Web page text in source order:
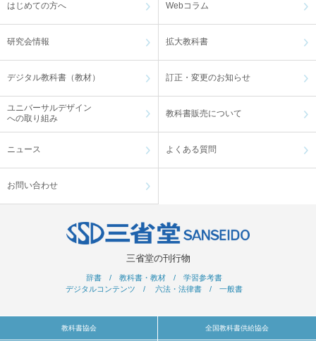
はじめての方へ Webコラム
研究会情報 拡大教科書
デジタル教科書（教材） 訂正・変更のお知らせ
ユニバーサルデザイン
への取り組み
教科書販売について
ニュース よくある質問
お問い合わせ
三省堂の刊行物
辞書 / 教科書・教材 / 学習参考書
デジタルコンテンツ / 六法・法律書 / 一般書
教科書協会 全国教科書供給協会